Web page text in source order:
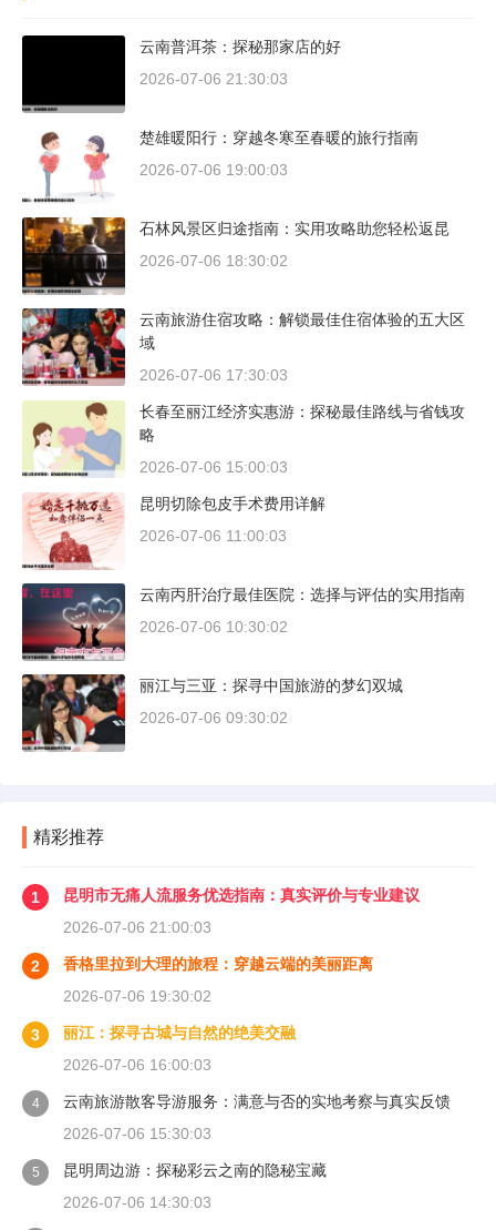
云南普洱茶：探秘那家店的好
2026-07-06 21:30:03
楚雄暖阳行：穿越冬寒至春暖的旅行指南
2026-07-06 19:00:03
石林风景区归途指南：实用攻略助您轻松返昆
2026-07-06 18:30:02
云南旅游住宿攻略：解锁最佳住宿体验的五大区
域
2026-07-06 17:30:03
长春至丽江经济实惠游：探秘最佳路线与省钱攻
略
2026-07-06 15:00:03
昆明切除包皮手术费用详解
2026-07-06 11:00:03
云南丙肝治疗最佳医院：选择与评估的实用指南
2026-07-06 10:30:02
丽江与三亚：探寻中国旅游的梦幻双城
2026-07-06 09:30:02
精彩推荐
1
昆明市无痛人流服务优选指南：真实评价与专业建议
2026-07-06 21:00:03
2
香格里拉到大理的旅程：穿越云端的美丽距离
2026-07-06 19:30:02
3
丽江：探寻古城与自然的绝美交融
2026-07-06 16:00:03
4
云南旅游散客导游服务：满意与否的实地考察与真实反馈
2026-07-06 15:30:03
5
昆明周边游：探秘彩云之南的隐秘宝藏
2026-07-06 14:30:03